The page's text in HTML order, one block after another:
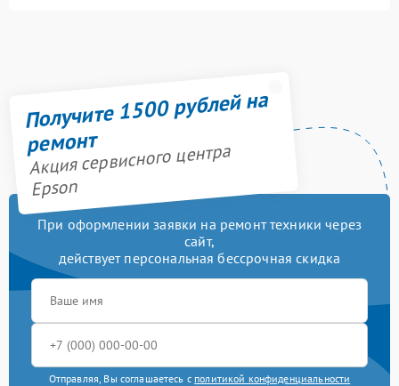
Получите 1500 рублей на
ремонт
Акция сервисного центра
Epson
При оформлении заявки на ремонт техники через
сайт,
действует персональная бессрочная скидка
Отправляя, Вы соглашаетесь с политикой конфиденциальности